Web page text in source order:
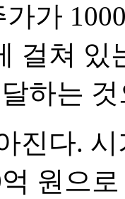
가
걸쳐 있
하는
진다.
원으